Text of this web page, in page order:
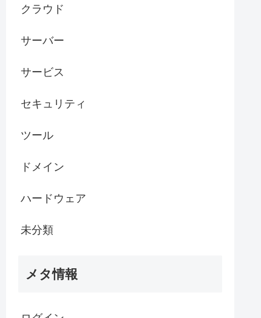
クラウド
サーバー
サービス
セキュリティ
ツール
ドメイン
ハードウェア
未分類
メタ情報